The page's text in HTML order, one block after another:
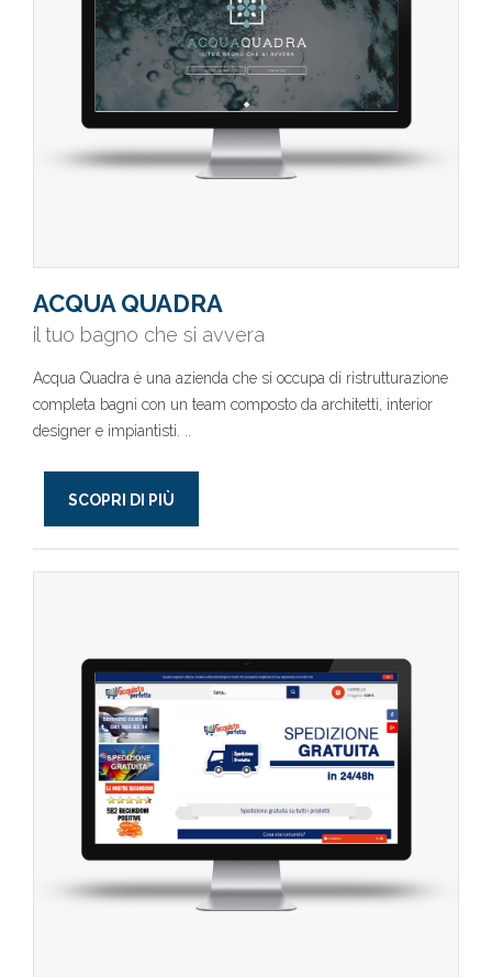
ACQUA QUADRA
il tuo bagno che si avvera
Acqua Quadra è una azienda che si occupa di ristrutturazione
completa bagni con un team composto da architetti, interior
designer e impiantisti. ..
SCOPRI DI PIÙ